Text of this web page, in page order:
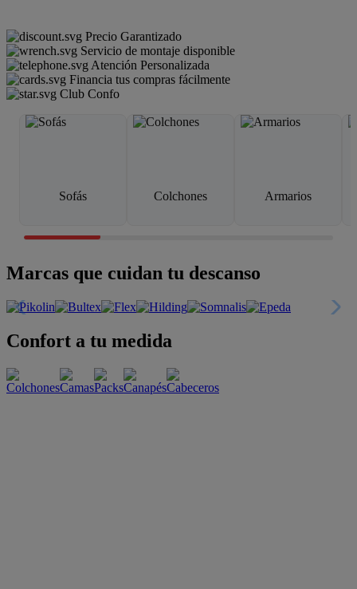
Precio Garantizado
Servicio de montaje disponible
Atención Personalizada
Financia tus compras fácilmente
Club Confo
Sofás Colchones Armarios
Marcas que cuidan tu descanso
Confort a tu medida